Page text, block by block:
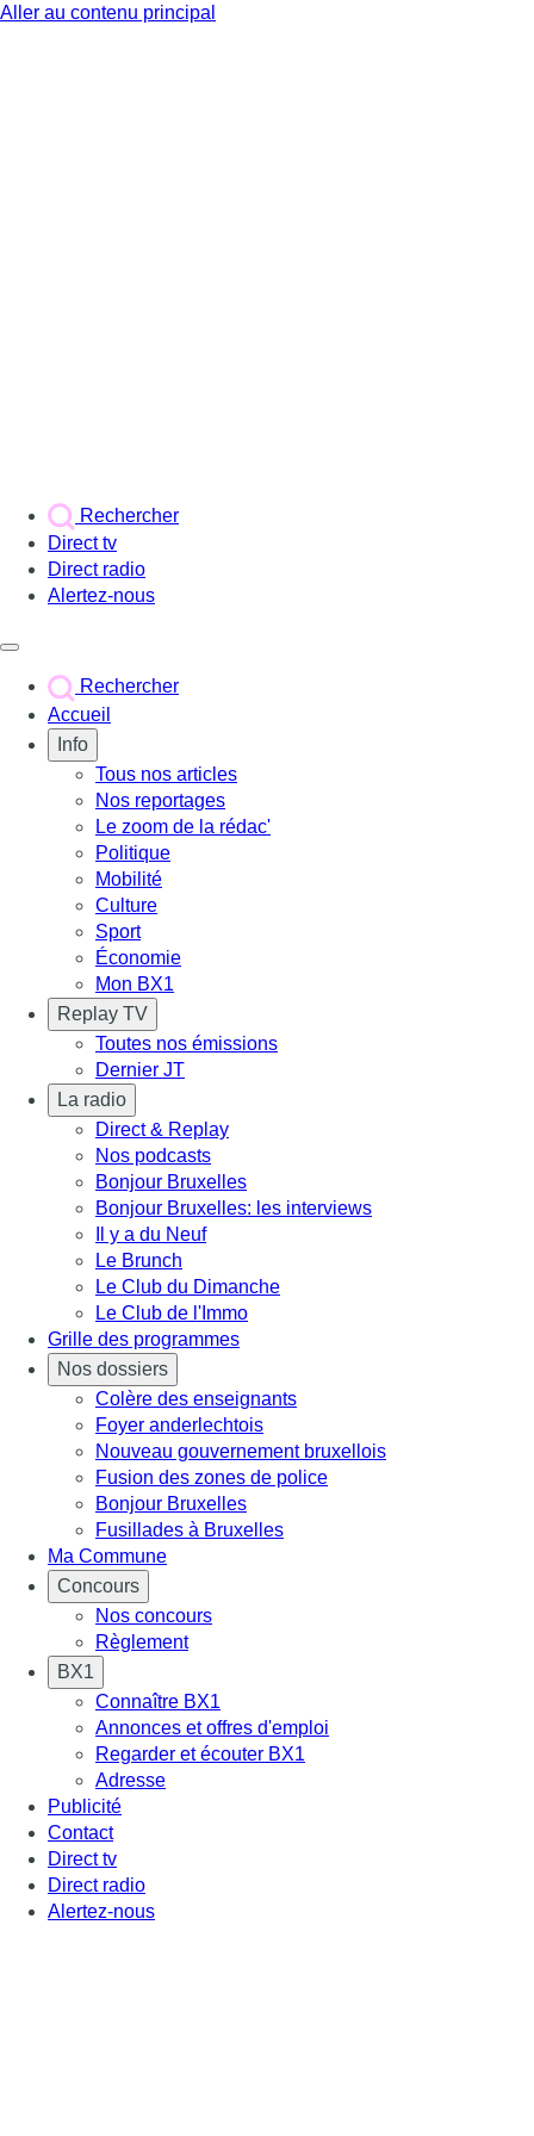
Aller au contenu principal
Rechercher
Direct tv
Direct radio
Alertez-nous
Rechercher
Accueil
Info
Tous nos articles
Nos reportages
Le zoom de la rédac'
Politique
Mobilité
Culture
Sport
Économie
Mon BX1
Replay TV
Toutes nos émissions
Dernier JT
La radio
Direct & Replay
Nos podcasts
Bonjour Bruxelles
Bonjour Bruxelles: les interviews
Il y a du Neuf
Le Brunch
Le Club du Dimanche
Le Club de l'Immo
Grille des programmes
Nos dossiers
Colère des enseignants
Foyer anderlechtois
Nouveau gouvernement bruxellois
Fusion des zones de police
Bonjour Bruxelles
Fusillades à Bruxelles
Ma Commune
Concours
Nos concours
Règlement
BX1
Connaître BX1
Annonces et offres d'emploi
Regarder et écouter BX1
Adresse
Publicité
Contact
Direct tv
Direct radio
Alertez-nous